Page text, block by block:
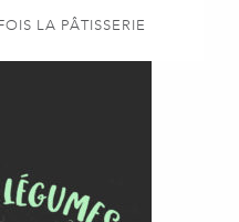
LA PÂTISSERIE